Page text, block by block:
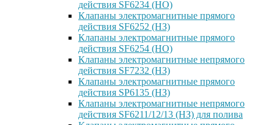
действия SF6234 (НО)
Клапаны электромагнитные прямого
действия SF6252 (НЗ)
Клапаны электромагнитные прямого
действия SF6254 (НО)
Клапаны электромагнитные непрямого
действия SF7232 (НЗ)
Клапаны электромагнитные прямого
действия SP6135 (НЗ)
Клапаны электромагнитные непрямого
действия SF6211/12/13 (НЗ) для полива